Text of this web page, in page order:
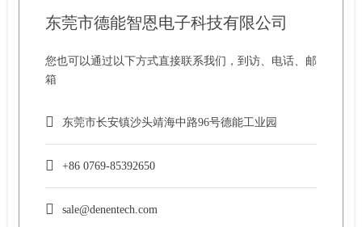
东莞市德能智恩电子科技有限公司
您也可以通过以下方式直接联系我们，到访、电话、邮
箱
东莞市长安镇沙头靖海中路96号德能工业园
+86 0769-85392650
sale@denentech.com